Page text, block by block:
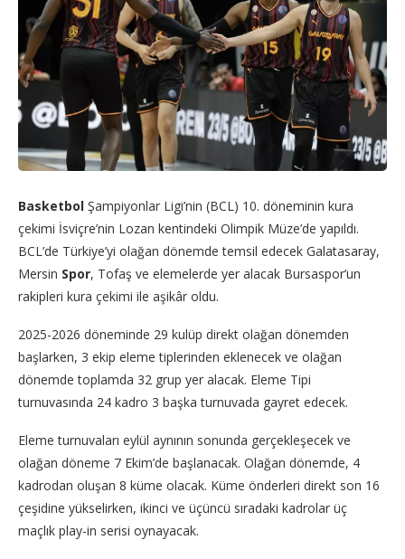
Basketbol Şampiyonlar Ligi’nin (BCL) 10. döneminin kura
çekimi İsviçre’nin Lozan kentindeki Olimpik Müze’de yapıldı.
BCL’de Türkiye’yi olağan dönemde temsil edecek Galatasaray,
Mersin Spor, Tofaş ve elemelerde yer alacak Bursaspor’un
rakipleri kura çekimi ile aşikâr oldu.
2025-2026 döneminde 29 kulüp direkt olağan dönemden
başlarken, 3 ekip eleme tiplerinden eklenecek ve olağan
dönemde toplamda 32 grup yer alacak. Eleme Tipi
turnuvasında 24 kadro 3 başka turnuvada gayret edecek.
Eleme turnuvaları eylül aynının sonunda gerçekleşecek ve
olağan döneme 7 Ekim’de başlanacak. Olağan dönemde, 4
kadrodan oluşan 8 küme olacak. Küme önderleri direkt son 16
çeşidine yükselirken, ikinci ve üçüncü sıradaki kadrolar üç
maçlık play-in serisi oynayacak.